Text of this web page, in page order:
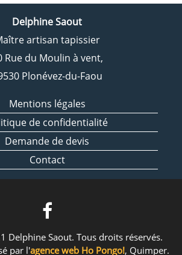
Delphine Saout
artisan tapissier
Rue du Moulin à vent,
Plonévez-du-Faou
Mentions légales
de confidentialité
Demande de devis
Contact
Delphine Saout. Tous droits réservés.
par l'agence web Ho Pongo!, Quimper.